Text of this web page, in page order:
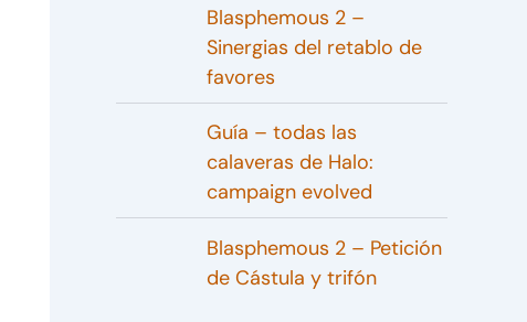
Blasphemous 2 –
Sinergias del retablo de
favores
Guía – todas las
calaveras de Halo:
campaign evolved
Blasphemous 2 – Petición
de Cástula y trifón